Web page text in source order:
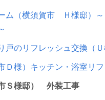
ム（横須賀市 Ｈ様邸）～
戸のリフレッシュ交換（Ｕ
Ｄ様）キッチン・浴室リ
市Ｓ様邸） 外装工事